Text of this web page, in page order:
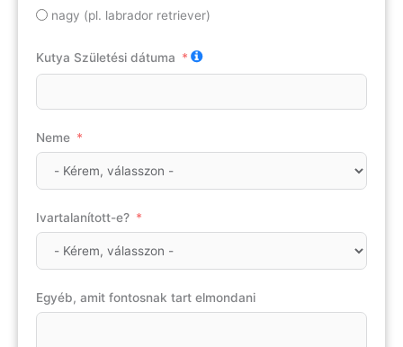
nagy (pl. labrador retriever)
Kutya Születési dátuma
Neme
Ivartalanított-e?
Egyéb, amit fontosnak tart elmondani